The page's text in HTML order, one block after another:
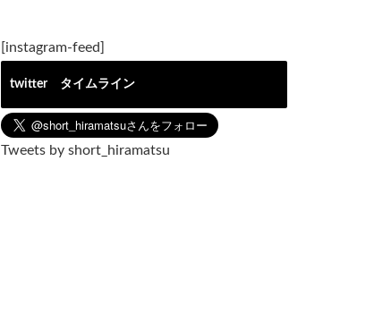
[instagram-feed]
twitter タイムライン
Tweets by short_hiramatsu